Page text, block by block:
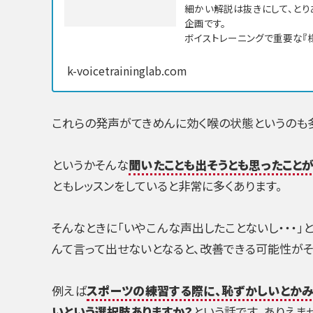
細かい解説は抜きにして、と
企画です。
ボイストレーニングで重要な
k-voicetraininglab.com
これらの発声がてきめんに効く喉の状態というのも
というかそんな聞いたことも出そうとも思ったこ
ともレッスンをしていると非常に多くあります。
そんなときに「いやこんな声出したことないし・・・」
んて言って出せないとなると、改善できる可能性が
例えばスポーツの練習する際に、恥ずかしいとか